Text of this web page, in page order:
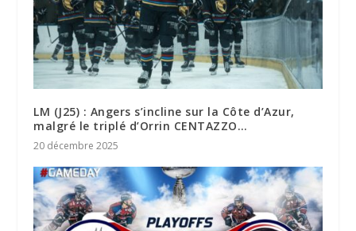
LM (J25) : Angers s’incline sur la Côte d’Azur,
malgré le triplé d’Orrin CENTAZZO…
20 décembre 2025